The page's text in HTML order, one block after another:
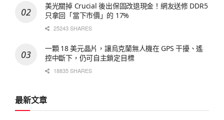
美光關掉 Crucial 後出保固改退現金！網友送修 DDR5
只拿回「當下市價」的 17%
25243 SHARES
一顆 18 美元晶片，讓烏克蘭無人機在 GPS 干擾、遙
控中斷下，仍可自主鎖定目標
18835 SHARES
最新文章